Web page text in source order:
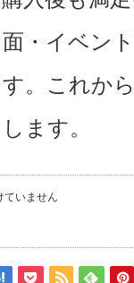
・イベン
。これか
ます。
ていません